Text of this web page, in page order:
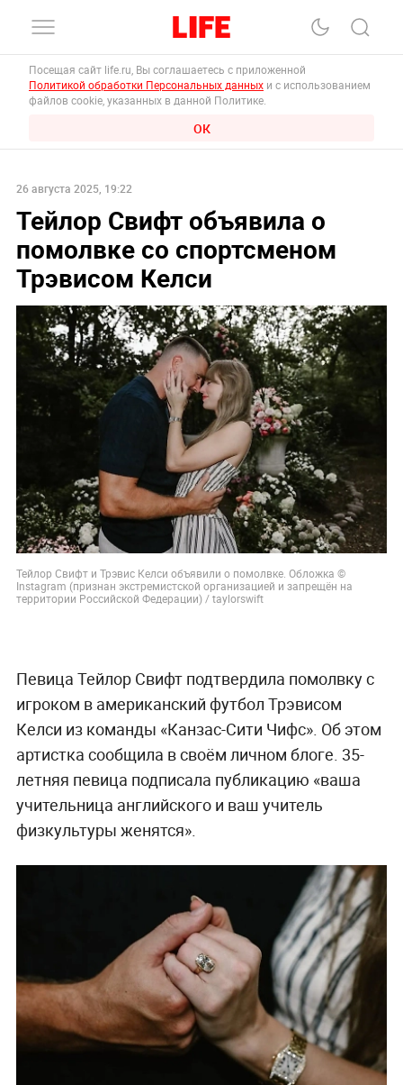
Посещая сайт life.ru, Вы соглашаетесь с приложенной
Политикой обработки Персональных данных и с использованием
файлов cookie, указанных в данной Политике.
ОК
26 августа 2025, 19:22
Тейлор Свифт объявила о
помолвке со спортсменом
Трэвисом Келси
Тейлор Свифт и Трэвис Келси объявили о помолвке. Обложка ©
Instagram (признан экстремистской организацией и запрещён на
территории Российской Федерации) / taylorswift
Певица Тейлор Свифт подтвердила помолвку с
игроком в американский футбол Трэвисом
Келси из команды «Канзас-Сити Чифс». Об этом
артистка сообщила в своём личном блоге. 35-
летняя певица подписала публикацию «ваша
учительница английского и ваш учитель
физкультуры женятся».